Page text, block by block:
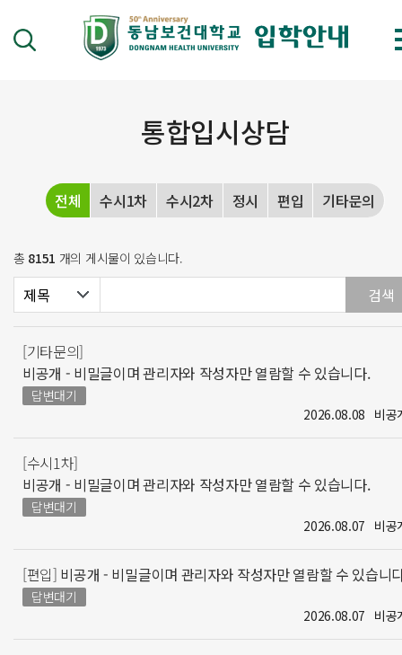
통합입시상담
전체 수시1차 수시2차 정시 편입 기타문의
총 8151 개의 게시물이 있습니다.
[기타문의]
비공개 - 비밀글이며 관리자와 작성자만 열람할 수 있습니다.
답변대기
비공
2026.08.08
[수시1차]
비공개 - 비밀글이며 관리자와 작성자만 열람할 수 있습니다.
답변대기
비공
2026.08.07
[편입] 비공개 - 비밀글이며 관리자와 작성자만 열람할 수 있습니
답변대기
비공
2026.08.07